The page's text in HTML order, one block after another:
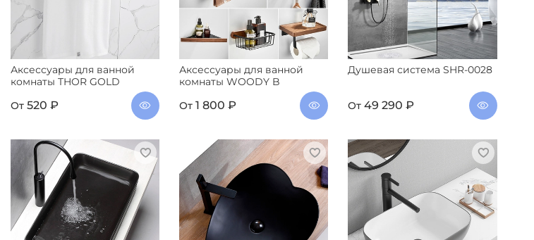
Аксессуары для ванной
комнаты THOR GOLD
От 520 ₽
Аксессуары для ванной
комнаты WOODY B
От 1 800 ₽
Душевая система SHR-0028
От 49 290 ₽